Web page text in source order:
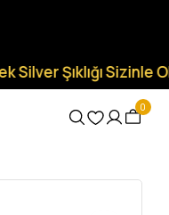
Sizinle Olsun.
0